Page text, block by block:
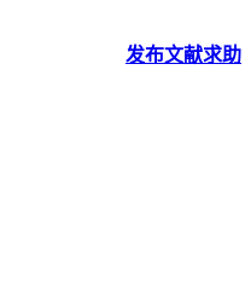
发布文献求助